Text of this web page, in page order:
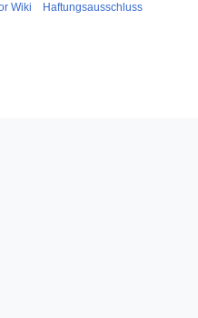
Wiki Haftungsausschluss